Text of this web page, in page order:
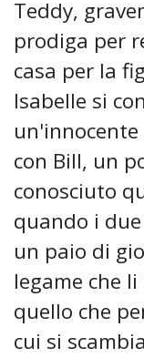
Teddy,
prodiga per
casa per la
Isabelle si
con Bill, un
conosciuto
quando i
un paio di
legame che
quello che
cui si